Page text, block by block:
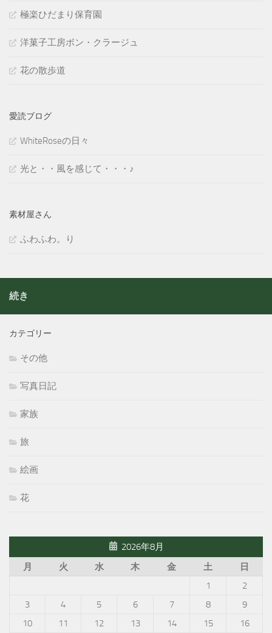
極楽ひだまり保育園
洋菓子工房ボン・クラージュ
花の散歩道
愛読ブログ
WhiteRoseの日々
光と・・風を感じて・・・♪
素材屋さん
ふわふわ。り
続き
カテゴリー
その他
写真日記
家族
旅
絵画
花
2026年8月
月
火 水 木 金 土
日
1
2
3
4 5 6 7 8
9
10
11 12 13 14 15 16